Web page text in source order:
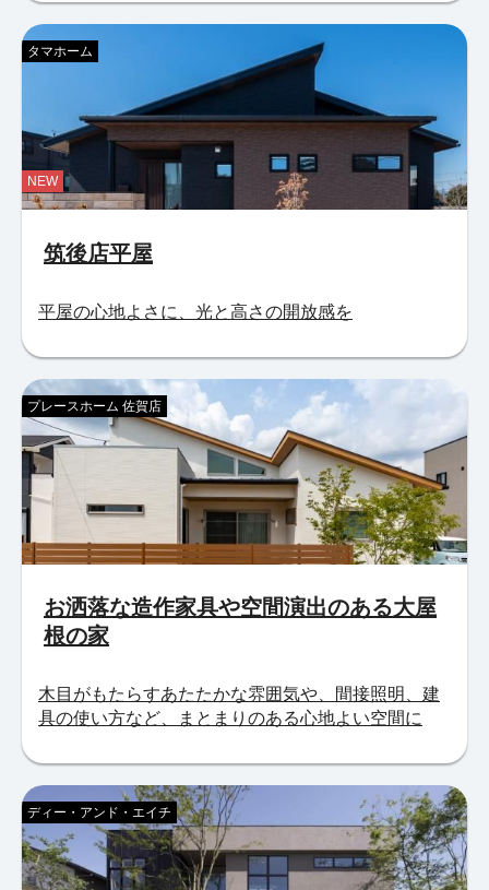
筑後店平屋
タマホーム
平屋の心地よさに、光と高さの開放感を
NEW
お洒落な造作家具や空間演出のある大屋
根の家
プレースホーム 佐賀店
木目がもたらすあたたかな雰囲気や、間接照明、建
具の使い方など、まとまりのある心地よい空間に
ディー・アンド・エイチ